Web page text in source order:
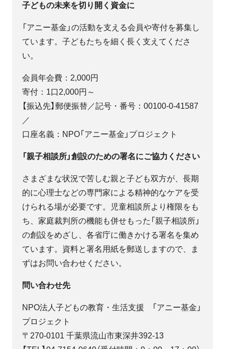
子どもの未来を切り開く資金に
「アニー基金」の活動を支える会員や寄付を募集し
ています。子どもたちを細く長く支えてくださ
い。
会員年会費：2,000円
寄付：1口2,000円～
【振込先】郵便振替／記号・番号：00100-0-41587
／
口座名義：NPO「アニー基金」プロジェクト
「親子相談所」創設のための署名にご協力ください
さまざまな状況で苦しむ親と子ども双方が、長期
的に心理士などの専門家による精神的なケアを受
けられる場が必要です。児童相談所より権限をも
ち、家庭裁判所の機能も併せもった「親子相談所」
の創設をめざし、各省庁に働きかける署名を集め
ています。資料と署名用紙を郵送しますので、ま
ずはお問い合わせください。
問い合わせ先
NPO法人子どもの教育・生活支援 「アニー基金」
プロジェクト
〒270-0101 千葉県流山市東深井392-13